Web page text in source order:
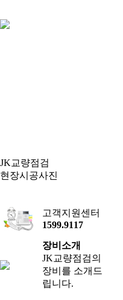
JK교량점검
현장시공사진
고객지원센터
1599.9117
장비소개
JK교량점검의
장비를 소개드
립니다.